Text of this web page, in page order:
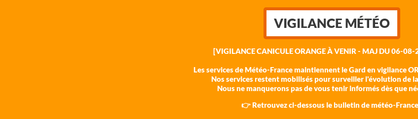
VIGILANCE MÉTÉO
[VIGILANCE CANICULE ORANGE À VENIR - MAJ DU 06-
Les services de Météo-France maintiennent le Gard en vigilance
Nos services restent mobilisés pour surveiller l'évolution de
Nous ne manquerons pas de vous tenir informés dès que
👉 Retrouvez ci-dessous le bulletin de météo-